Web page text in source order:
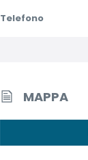
Telefono
MAPPA